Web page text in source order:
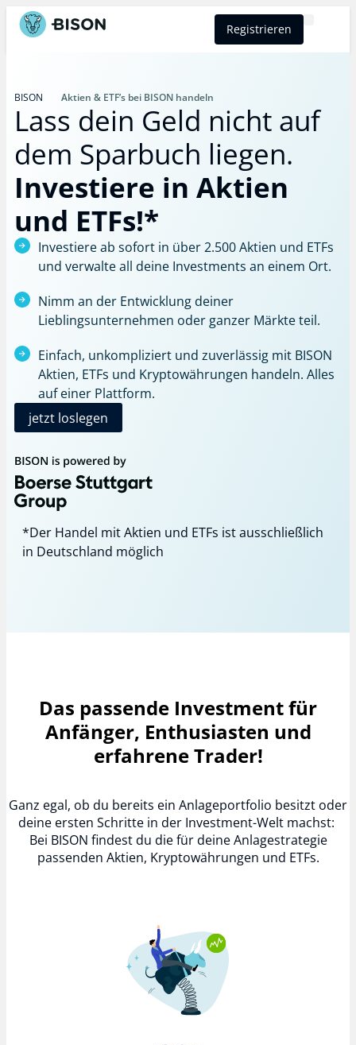
Registrieren
BISON Aktien & ETF’s bei BISON handeln
Lass dein Geld nicht auf
dem Sparbuch liegen.
Investiere in Aktien
und ETFs!*
Investiere ab sofort in über 2.500 Aktien und ETFs
und verwalte all deine Investments an einem Ort.
Nimm an der Entwicklung deiner
Lieblingsunternehmen oder ganzer Märkte teil.
Einfach, unkompliziert und zuverlässig mit BISON
Aktien, ETFs und Kryptowährungen handeln. Alles
auf einer Plattform.
jetzt loslegen
*Der Handel mit Aktien und ETFs ist ausschließlich
in Deutschland möglich
Das passende Investment für
Anfänger, Enthusiasten und
erfahrene Trader!
Ganz egal, ob du bereits ein Anlageportfolio besitzt oder
deine ersten Schritte in der Investment-Welt machst:
Bei BISON findest du die für deine Anlagestrategie
passenden Aktien, Kryptowährungen und ETFs.